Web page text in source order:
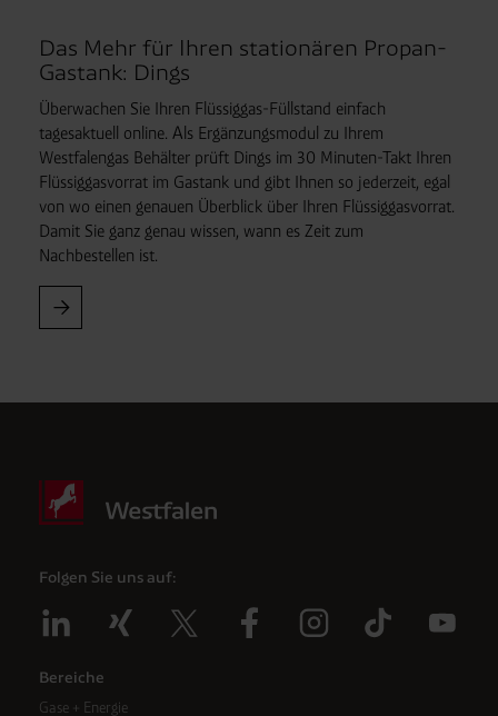
Das Mehr für Ihren stationären Propan-
Gastank: Dings
Überwachen Sie Ihren Flüssiggas-Füllstand einfach
tagesaktuell online. Als Ergänzungsmodul zu Ihrem
Westfalengas Behälter prüft Dings im 30 Minuten-Takt Ihren
Flüssiggasvorrat im Gastank und gibt Ihnen so jederzeit, egal
von wo einen genauen Überblick über Ihren Flüssiggasvorrat.
Damit Sie ganz genau wissen, wann es Zeit zum
Nachbestellen ist.
Folgen Sie uns auf:
Bereiche
Gase + Energie